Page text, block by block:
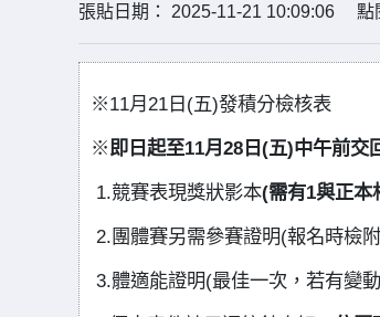
張貼日期： 2025-11-21 10:09:06 點
※11月21日(五)發積分檢核表
※即日起至11月28日(五)中午前交
1.競賽表現獎狀影本(需有1與正本
2. 團體賽另需參賽證明(報名時檢
3.體適能證明(最佳一次，若有變